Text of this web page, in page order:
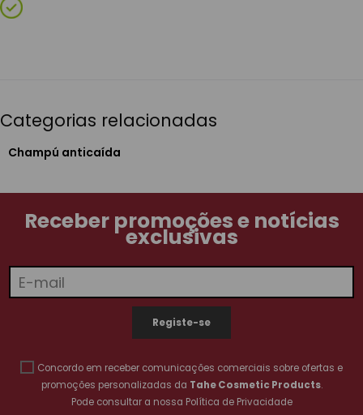
Categorias relacionadas
Champú anticaída
Receber promoções e notícias
exclusivas
Concordo em receber comunicações comerciais sobre ofertas e
promoções personalizadas da Tahe Cosmetic Products.
Pode consultar a nossa Política de Privacidade